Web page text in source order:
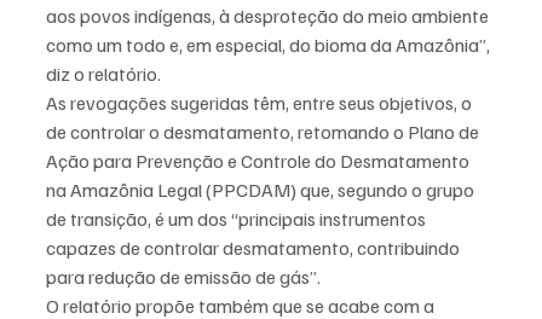
aos povos indígenas, à desproteção do meio ambiente
como um todo e, em especial, do bioma da Amazônia”,
diz o relatório.
As revogações sugeridas têm, entre seus objetivos, o
de controlar o desmatamento, retomando o Plano de
Ação para Prevenção e Controle do Desmatamento
na Amazônia Legal (PPCDAM) que, segundo o grupo
de transição, é um dos “principais instrumentos
capazes de controlar desmatamento, contribuindo
para redução de emissão de gás”.
O relatório propõe também que se acabe com a